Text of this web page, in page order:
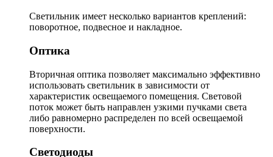
Светильник имеет несколько вариантов креплений:
поворотное, подвесное и накладное.
Оптика
Вторичная оптика позволяет максимально эффективно
использовать светильник в зависимости от
характеристик освещаемого помещения. Световой
поток может быть направлен узкими пучками света
либо равномерно распределен по всей освещаемой
поверхности.
Светодиоды